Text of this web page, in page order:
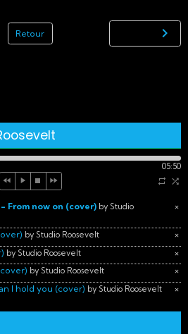
Retour
05:50
×
From now on (cover) by Studio
×
by Studio Roosevelt
×
by Studio Roosevelt
×
by Studio Roosevelt
×
I hold you (cover) by Studio Roosevelt